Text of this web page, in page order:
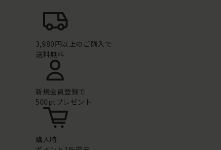
3,980円以上のご購入で
送料無料
新規会員登録で
500ptプレゼント
購入時